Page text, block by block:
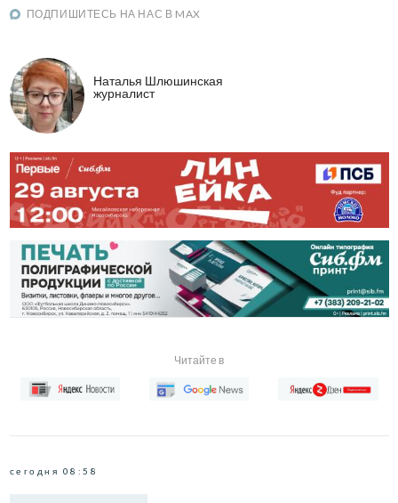
ПОДПИШИТЕСЬ НА НАС В MAX
Наталья Шлюшинская
журналист
Читайте в
сегодня 08:58